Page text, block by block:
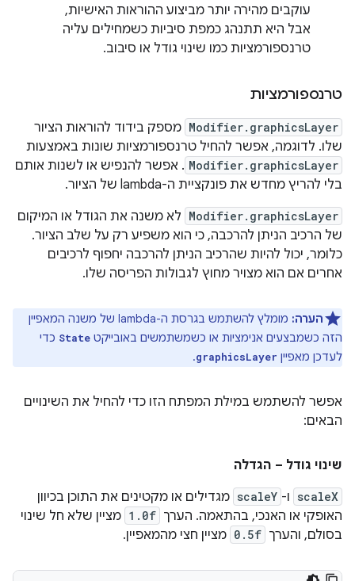
עוקבים מהירה יותר מביצוע ההוראות האישיות,
אבל היא תתנהג כמפת סיביות כשמחילים עליה
טרנספורמציות כמו שינוי גודל או סיבוב.
טרנספורמציות
Modifier.graphicsLayer מספק בידוד להוראות הציור
שלו. לדוגמה, אפשר להחיל טרנספורמציות שונות באמצעות
Modifier.graphicsLayer . אפשר להנפיש או לשנות אותם
בלי להריץ מחדש את פונקציית ה-lambda של הציור.
Modifier.graphicsLayer לא משנה את הגודל או המיקום
של הרכיב הניתן להרכבה, כי הוא משפיע רק על שלב הציור.
כלומר, יכול להיות שהרכיב הניתן להרכבה יחפוף לרכיבים
אחרים אם הוא מצויר מחוץ לגבולות הפריסה שלו.
הערה:
מומלץ להשתמש בגרסת ה-lambda של משנה המאפיין
הזה כשמבצעים אנימציות או כשמשתמשים באובייקט State כדי
לעדכן מאפיין graphicsLayer
.
אפשר להשתמש במילת המפתח הזו כדי להחיל את השינויים
הבאים:
שינוי גודל – הגדלה
scaleX ו- scaleY מגדילים או מקטינים את התוכן בכיוון
האופקי או האנכי, בהתאמה. הערך 1.0f מציין שלא חל שינוי
בסולם, והערך 0.5f מציין חצי מהמאפיין.